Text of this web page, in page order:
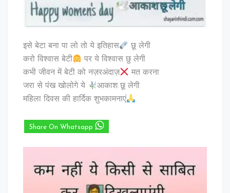
इसे बेटा बना पा लो तो ये इतिहास
छू लेगी
करो विश्वास बेटी
पर ये विश्वास छु लेगी
कभी जीवन में बेटी को नज़रअंदाज़
मत करना
जरा से पंख खोलोगे ये
आकाश छू लेगी
महिला दिवस की हार्दिक शुभकामनाएं
Share On Whatsapp